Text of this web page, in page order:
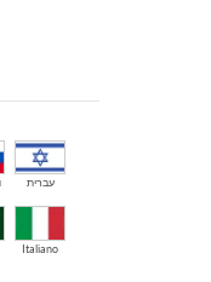
עברית
Italiano